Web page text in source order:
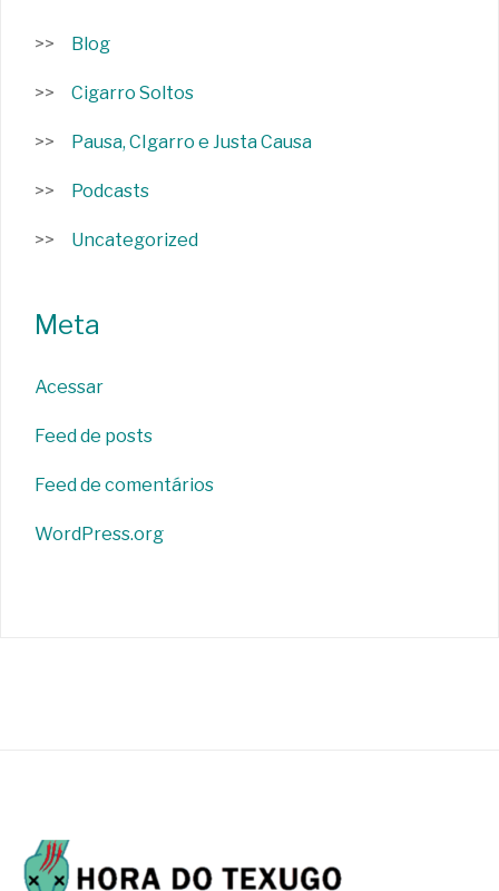
Blog
Cigarro Soltos
Pausa, CIgarro e Justa Causa
Podcasts
Uncategorized
Meta
Acessar
Feed de posts
Feed de comentários
WordPress.org